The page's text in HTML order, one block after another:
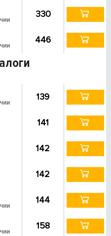
330
446
139
141
142
142
144
158